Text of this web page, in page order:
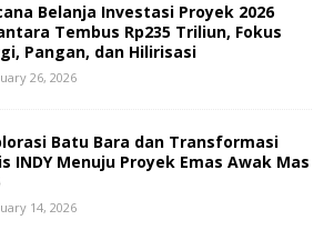
Belanja Investasi Proyek 2026
Tembus Rp235 Triliun, Fokus
Pangan, dan Hilirisasi
26, 2026
Batu Bara dan Transformasi
INDY Menuju Proyek Emas Awak Mas
14, 2026